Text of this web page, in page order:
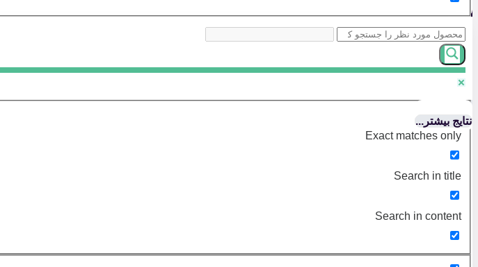
نتایج بیشتر...
Exact matches only
Search in title
Search in content